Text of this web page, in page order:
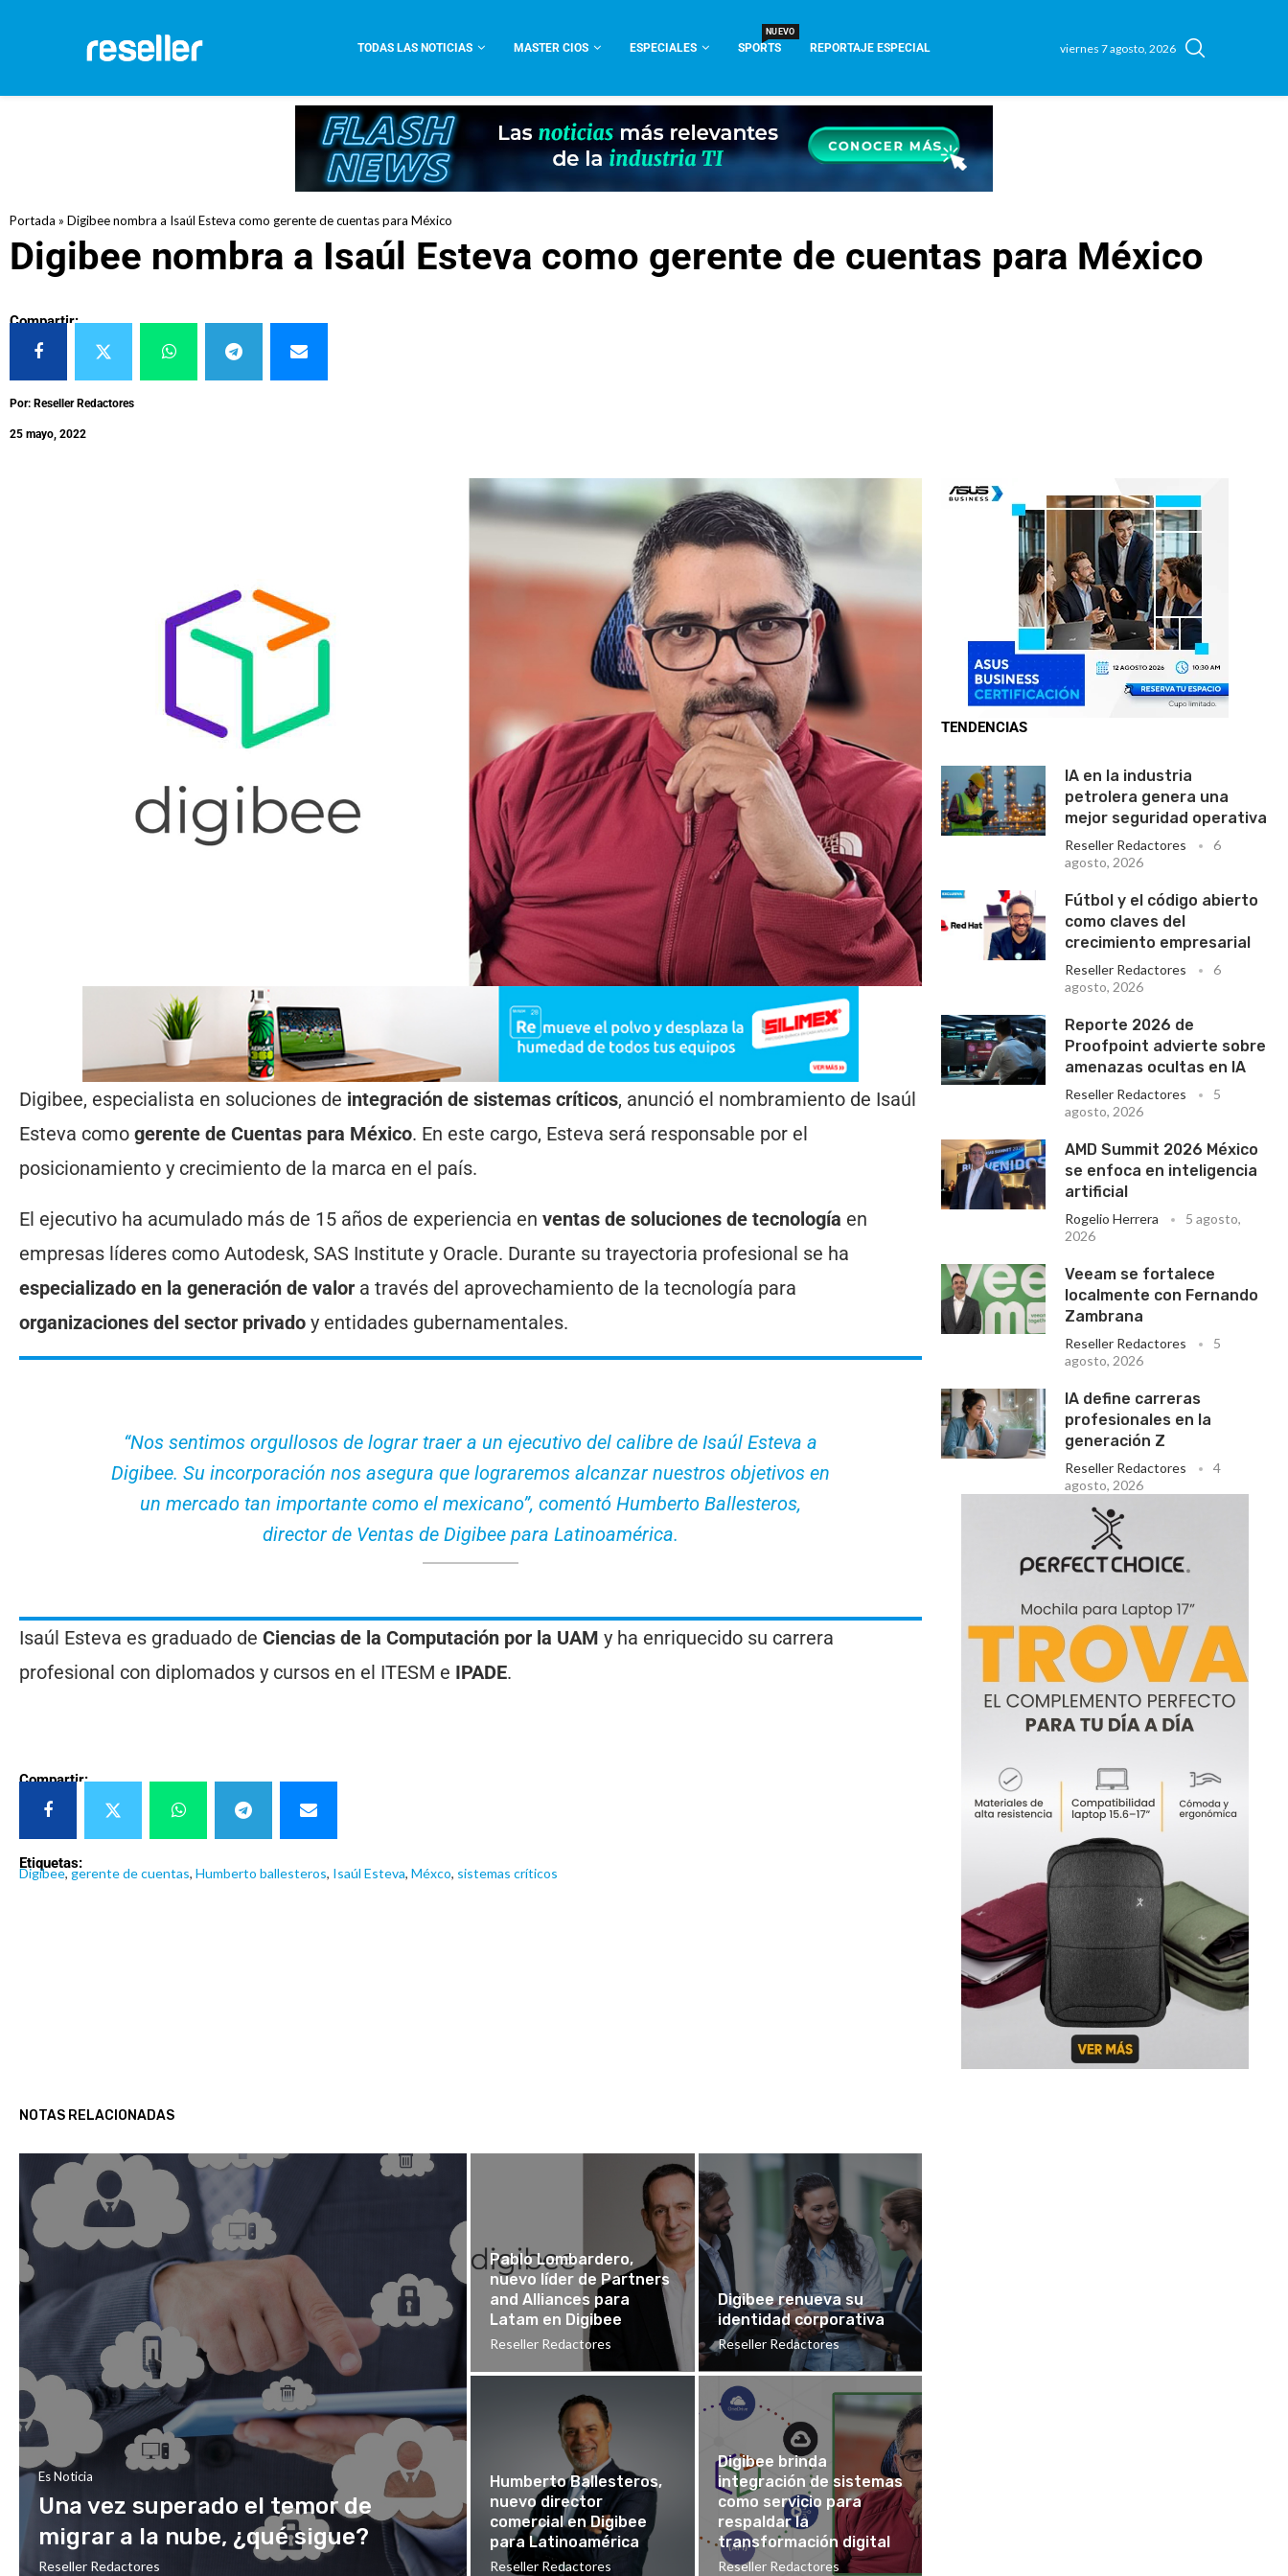
TODAS LAS NOTICIAS MASTER CIOS ESPECIALES SPORTS
NUEVO
REPORTAJE ESPECIAL viernes 7 agosto, 2026
Portada » Digibee nombra a Isaúl Esteva como gerente de cuentas para México
Digibee nombra a Isaúl Esteva como gerente de cuentas para México
Compartir:
Por: Reseller Redactores
25 mayo, 2022
Digibee, especialista en soluciones de integración de sistemas críticos, anunció el nombramiento de Isaúl
Esteva como gerente de Cuentas para México. En este cargo, Esteva será responsable por el
posicionamiento y crecimiento de la marca en el país.
El ejecutivo ha acumulado más de 15 años de experiencia en ventas de soluciones de tecnología en
empresas líderes como Autodesk, SAS Institute y Oracle. Durante su trayectoria profesional se ha
especializado en la generación de valor a través del aprovechamiento de la tecnología para
organizaciones del sector privado y entidades gubernamentales.
“Nos sentimos orgullosos de lograr traer a un ejecutivo del calibre de Isaúl Esteva a
Digibee. Su incorporación nos asegura que lograremos alcanzar nuestros objetivos en
un mercado tan importante como el mexicano”, comentó Humberto Ballesteros,
director de Ventas de Digibee para Latinoamérica.
Isaúl Esteva es graduado de Ciencias de la Computación por la UAM y ha enriquecido su carrera
profesional con diplomados y cursos en el ITESM e IPADE.
Compartir:
Etiquetas:
Digibee,gerente de cuentas, Humberto ballesteros, Isaúl Esteva, Méxco, sistemas críticos
TENDENCIAS
IA en la industria
petrolera genera una
mejor seguridad operativa
Reseller Redactores
6
agosto, 2026
Fútbol y el código abierto
como claves del
crecimiento empresarial
Reseller Redactores
6
agosto, 2026
Reporte 2026 de
Proofpoint advierte sobre
amenazas ocultas en IA
Reseller Redactores
5
agosto, 2026
AMD Summit 2026 México
se enfoca en inteligencia
artificial
Rogelio Herrera
5 agosto,
2026
Veeam se fortalece
localmente con Fernando
Zambrana
Reseller Redactores
5
agosto, 2026
IA define carreras
profesionales en la
generación Z
Reseller Redactores
4
agosto, 2026
NOTAS RELACIONADAS
Es Noticia
Una vez superado el temor de
migrar a la nube, ¿qué sigue?
Reseller Redactores
Pablo Lombardero,
nuevo líder de Partners
and Alliances para
Latam en Digibee
Reseller Redactores
Digibee renueva su
identidad corporativa
Reseller Redactores
Humberto Ballesteros,
nuevo director
comercial en Digibee
para Latinoamérica
Reseller Redactores
Digibee brinda
integración de sistemas
como servicio para
respaldar la
transformación digital
Reseller Redactores